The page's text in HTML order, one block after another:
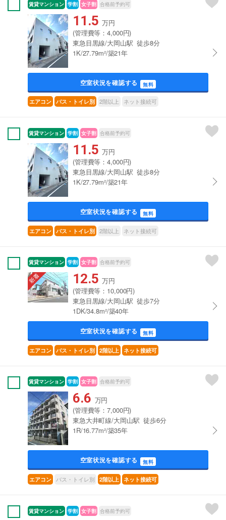
賃貸マンション 学割 女子割 合格前予約可
11.5 万円
(管理費等：4,000円)
東急目黒線/大岡山駅 徒歩8分
1K/27.79m²/築21年
空室状況を確認する 無料
エアコン バス・トイレ別 2階以上 ネット接続可
賃貸マンション 学割 女子割 合格前予約可
11.5 万円
(管理費等：4,000円)
東急目黒線/大岡山駅 徒歩8分
1K/27.79m²/築21年
空室状況を確認する 無料
エアコン バス・トイレ別 2階以上 ネット接続可
賃貸マンション 学割 女子割 合格前予約可
12.5 万円
(管理費等：10,000円)
東急目黒線/大岡山駅 徒歩7分
1DK/34.8m²/築40年
空室状況を確認する 無料
エアコン バス・トイレ別 2階以上 ネット接続可
賃貸マンション 学割 女子割 合格前予約可
6.6 万円
(管理費等：7,000円)
東急大井町線/大岡山駅 徒歩6分
1R/16.77m²/築35年
空室状況を確認する 無料
エアコン バス・トイレ別 2階以上 ネット接続可
賃貸マンション 学割 女子割 合格前予約可